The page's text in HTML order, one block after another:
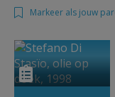
HULP
Markeer als jouw